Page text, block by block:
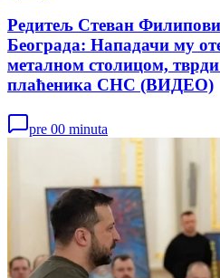
Редитељ Стеван
Београда: Нападачи му
металном столицом,
плаћеника СНС (ВИДЕО)
pre 00 minuta